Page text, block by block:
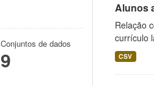
Conjuntos de dados
9
Alunos
Relação
currículo
CSV